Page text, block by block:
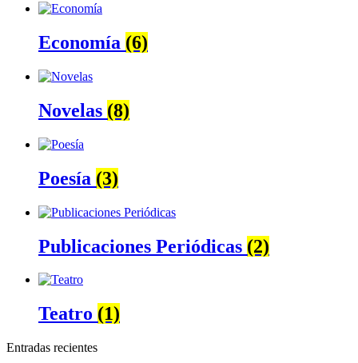
Economía (6)
Novelas (8)
Poesía (3)
Publicaciones Periódicas (2)
Teatro (1)
Entradas recientes